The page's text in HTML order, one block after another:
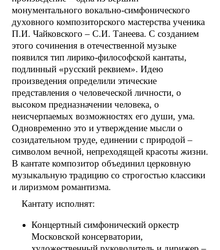
монументального вокально-симфонического
духовного композиторского мастерства ученика
П.И. Чайковского – С.И. Танеева. С созданием
этого сочинения в отечественной музыке
появился тип лирико-философской кантаты,
подлинный «русский реквием». Идею
произведения определили этические
представления о человеческой личности, о
высоком предназначении человека, о
неисчерпаемых возможностях его души, ума.
Одновременно это и утверждение мысли о
созидательном труде, единении с природой –
символом вечной, непреходящей красоты жизни.
В кантате композитор объединил церковную
музыкальную традицию со строгостью классики
и лиризмом романтизма.
Кантату исполнят:
Концертный симфонический оркестр
Московской консерватории,